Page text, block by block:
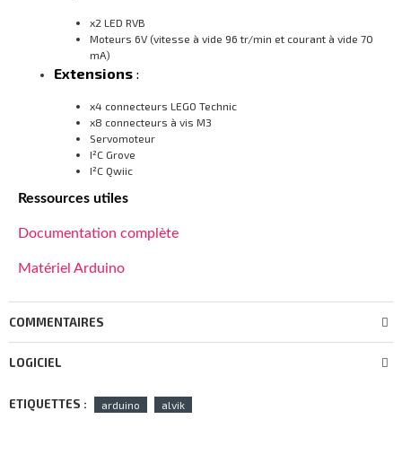
x2 LED RVB
Moteurs 6V (vitesse à vide 96 tr/min et courant à vide 70
mA)
Extensions :
x4 connecteurs LEGO Technic
x8 connecteurs à vis M3
Servomoteur
I²C Grove
I²C Qwiic
Ressources utiles
Documentation complète
Matériel Arduino
COMMENTAIRES
LOGICIEL
ETIQUETTES : arduino alvik